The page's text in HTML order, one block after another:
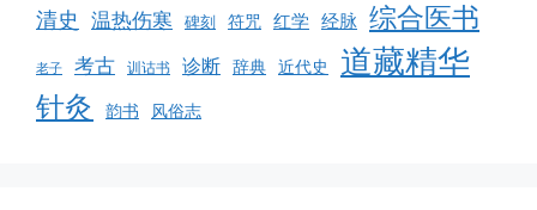
清史 温热伤寒 碑刻 符咒 红学 经脉 综合医书
老子 考古 训诂书 诊断 辞典 近代史 道藏精华
针灸 韵书 风俗志